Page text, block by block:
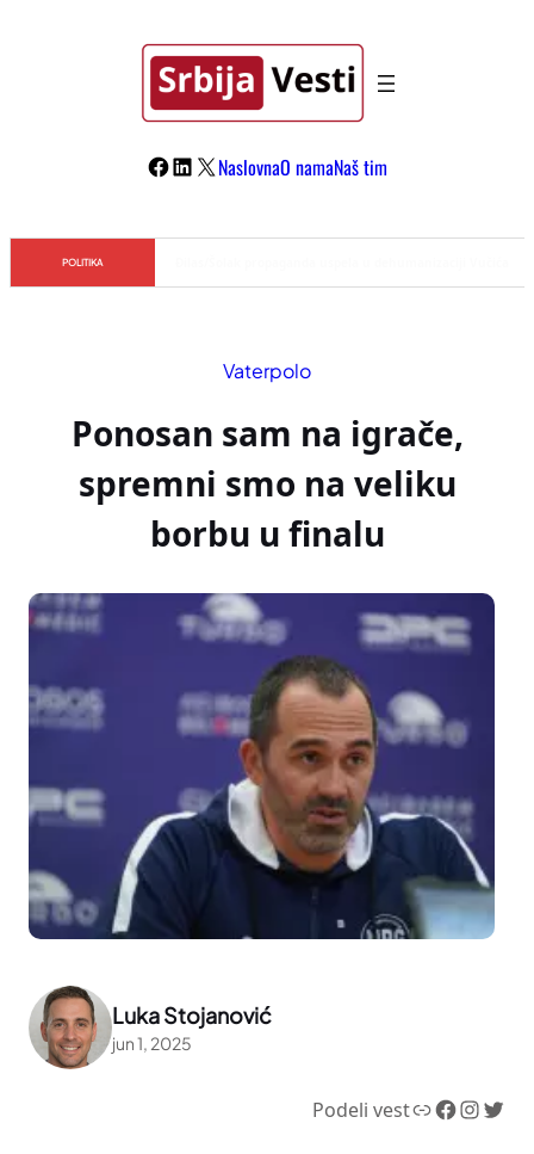
Facebook
LinkedIn
X NaslovnaO namaNaš tim
POLITIKA
Vaterpolo
Ponosan sam na igrače,
spremni smo na veliku
borbu u finalu
Luka Stojanović
jun 1, 2025
Podeli vestLink Facebook InstagramTwitter